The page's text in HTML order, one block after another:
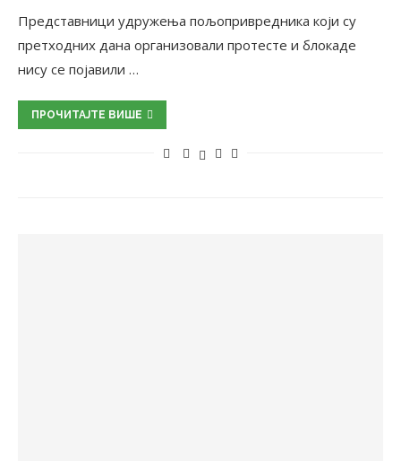
Представници удружења пољопривредника који су
претходних дана организовали протесте и блокаде
нису се појавили …
ПРОЧИТАЈТЕ ВИШЕ